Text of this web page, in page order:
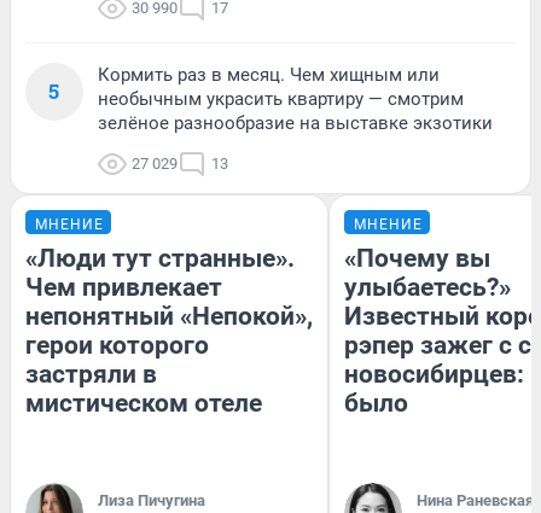
30 990 17
5
Кормить раз в месяц. Чем хищным или
необычным украсить квартиру — смотрим
зелёное разнообразие на выставке экзотики
27 029 13
МНЕНИЕ
«Люди тут странные».
Чем привлекает
непонятный «Непокой»,
герои которого
застряли в
мистическом отеле
Лиза Пичугина
МНЕНИЕ
«Почему вы
улыбаетесь?»
Известный
рэпер зажег с
новосибирцев:
было
Нина Раневская